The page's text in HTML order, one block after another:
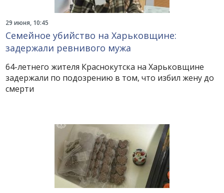
29 июня, 10:45
Семейное убийство на Харьковщине:
задержали ревнивого мужа
64-летнего жителя Краснокутска на Харьковщине
задержали по подозрению в том, что избил жену до
смерти